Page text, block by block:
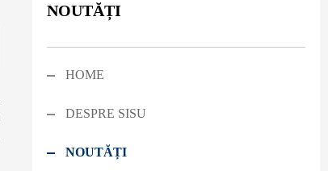
NOUTĂȚI
HOME
DESPRE SISU
NOUTĂȚI